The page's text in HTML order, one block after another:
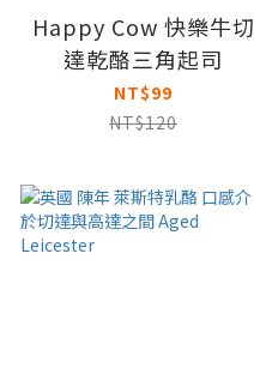
Happy Cow 快樂牛切
達乾酪三角起司
NT$99
NT$120